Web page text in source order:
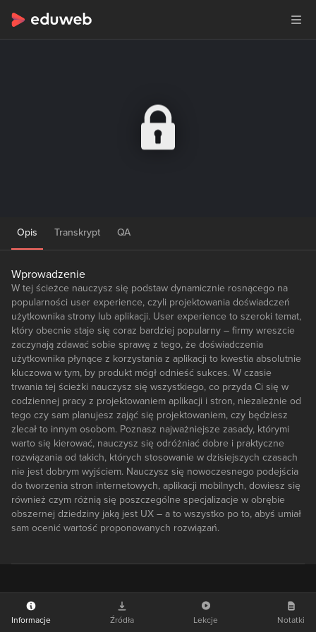
Opis Transkrypt QA
Wprowadzenie
W tej ścieżce nauczysz się podstaw dynamicznie rosnącego na
popularności user experience, czyli projektowania doświadczeń
użytkownika strony lub aplikacji. User experience to szeroki temat,
który obecnie staje się coraz bardziej popularny – firmy wreszcie
zaczynają zdawać sobie sprawę z tego, że doświadczenia
użytkownika płynące z korzystania z aplikacji to kwestia absolutnie
kluczowa w tym, by produkt mógł odnieść sukces. W czasie
trwania tej ścieżki nauczysz się wszystkiego, co przyda Ci się w
codziennej pracy z projektowaniem aplikacji i stron, niezależnie od
tego czy sam planujesz zająć się projektowaniem, czy będziesz
zlecał to innym osobom. Poznasz najważniejsze zasady, którymi
warto się kierować, nauczysz się odróżniać dobre i praktyczne
rozwiązania od takich, których stosowanie w dzisiejszych czasach
nie jest dobrym wyjściem. Nauczysz się nowoczesnego podejścia
do tworzenia stron internetowych, aplikacji mobilnych, dowiesz się
również czym różnią się poszczególne specjalizacje w obrębie
obszernej dziedziny jaką jest UX – a to wszystko po to, abyś umiał
sam ocenić wartość proponowanych rozwiązań.
Informacje Źródła Lekcje Notatki